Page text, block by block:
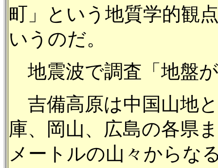
町」という地質学的観
いうのだ。
地震波で調査「地盤
吉備高原は中国山地
庫、岡山、広島の各県
メートルの山々からな